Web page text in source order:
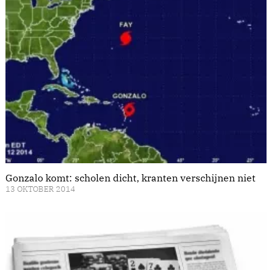
Gonzalo komt: scholen dicht, kranten verschijnen niet
13 OKTOBER 2014